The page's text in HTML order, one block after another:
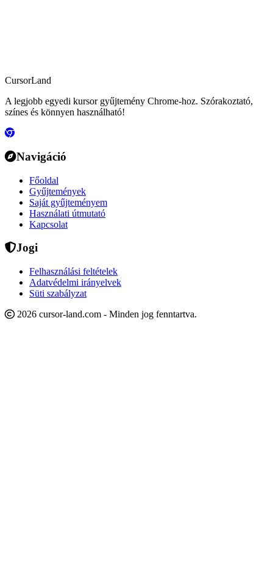
CursorLand
A legjobb egyedi kursor gyűjtemény Chrome-hoz. Szórakoztató,
színes és könnyen használható!
Navigáció
Főoldal
Gyűjtemények
Saját gyűjteményem
Használati útmutató
Kapcsolat
Jogi
Felhasználási feltételek
Adatvédelmi irányelvek
Süti szabályzat
2026 cursor-land.com - Minden jog fenntartva.